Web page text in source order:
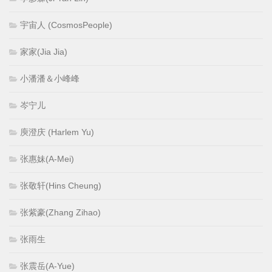
宇宙人 (CosmosPeople)
家家(Jia Jia)
小潘潘＆小峰峰
岑宁儿
庾澄庆 (Harlem Yu)
张惠妹(A-Mei)
张敬轩(Hins Cheung)
张紫豪(Zhang Zihao)
张雨生
张震岳(A-Yue)